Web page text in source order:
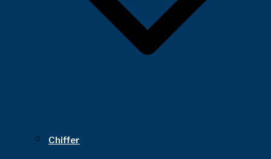
Chiffer